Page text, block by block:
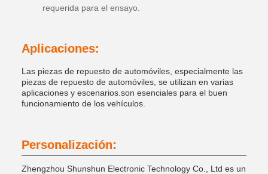
requerida para el ensayo.
Aplicaciones:
Las piezas de repuesto de automóviles, especialmente las
piezas de repuesto de automóviles, se utilizan en varias
aplicaciones y escenarios.son esenciales para el buen
funcionamiento de los vehículos.
Personalización:
Zhengzhou Shunshun Electronic Technology Co., Ltd es un